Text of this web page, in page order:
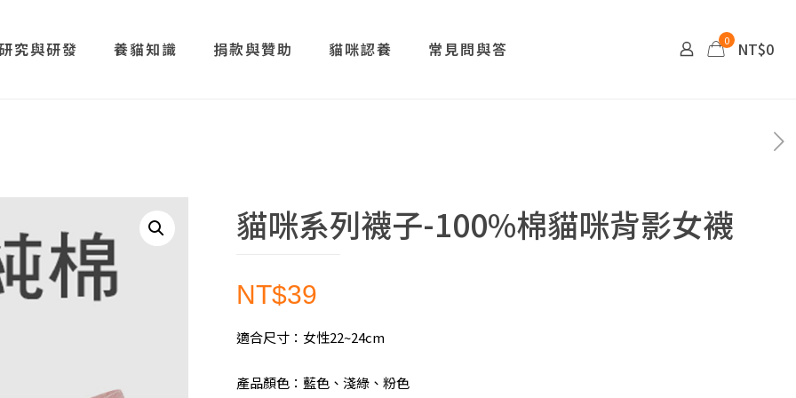
究與研發 養貓知識 捐款與贊助 貓咪認養 常見問與答 0 NT$0
貓咪系列襪子-100%棉貓咪背影女襪
NT$39
適合尺寸：女性22~24cm
產品顏色：藍色、淺綠、粉色